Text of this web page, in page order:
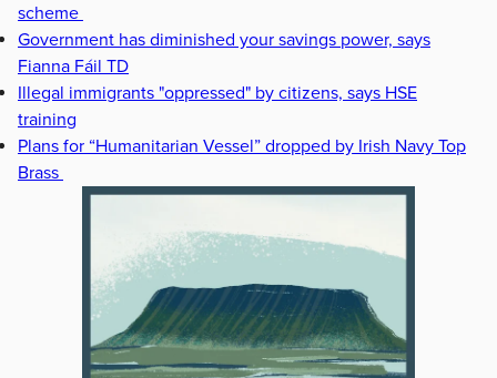
scheme
Government has diminished your savings power, says
Fianna Fáil TD
Illegal immigrants "oppressed" by citizens, says HSE
training
Plans for “Humanitarian Vessel” dropped by Irish Navy Top
Brass